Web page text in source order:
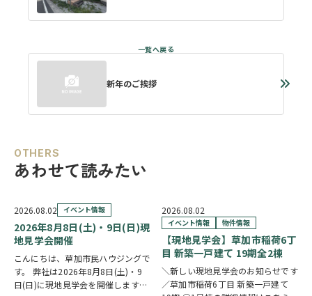
新年のご挨拶
OTHERS
あわせて読みたい
2026.08.02 イベント情報
2026年8月8日(土)・9日(日)現
地見学会開催
こんにちは、草加市民ハウジングで
す。 弊社は2026年8月8日(土)・9
日(日)に現地見学会を開催します！
2026.08.02
イベント情報 物件情報
【現地見学会】草加市稲荷6丁
目 新築一戸建て 19期全2棟
＼新しい現地見学会のお知らせです
／草加市稲荷6丁目 新築一戸建て